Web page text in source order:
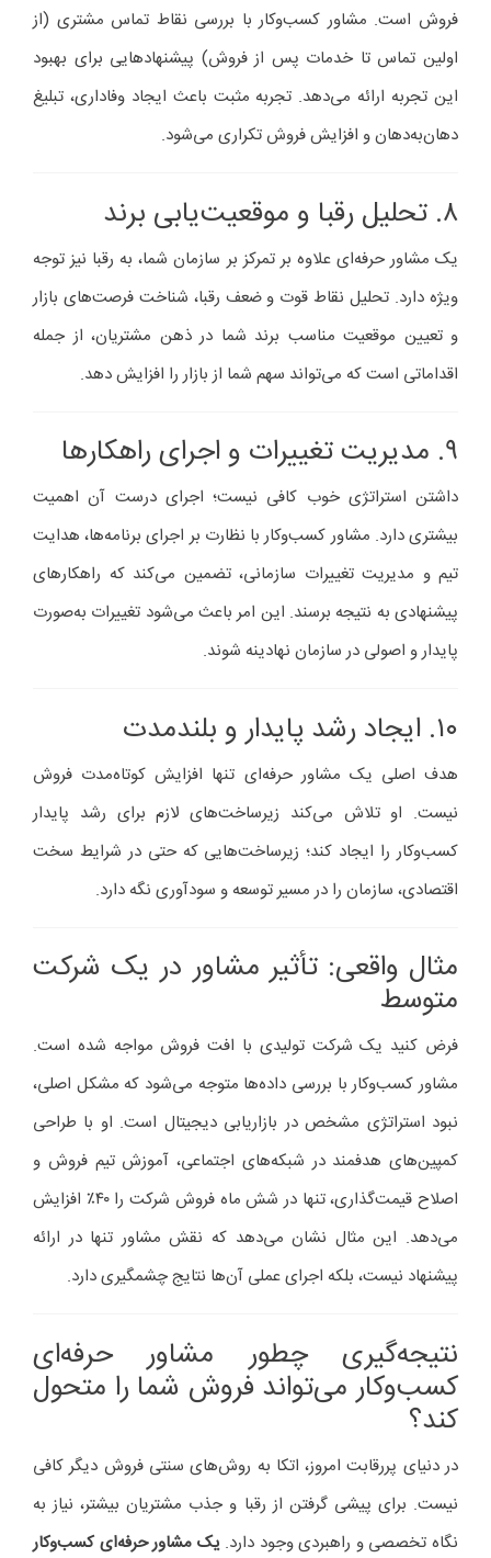
فروش است. مشاور کسب‌وکار با بررسی نقاط تماس مشتری (از
اولین تماس تا خدمات پس از فروش) پیشنهادهایی برای بهبود
این تجربه ارائه می‌دهد. تجربه مثبت باعث ایجاد وفاداری، تبلیغ
دهان‌به‌دهان و افزایش فروش تکراری می‌شود.
۸. تحلیل رقبا و موقعیت‌یابی برند
یک مشاور حرفه‌ای علاوه بر تمرکز بر سازمان شما، به رقبا نیز توجه
ویژه دارد. تحلیل نقاط قوت و ضعف رقبا، شناخت فرصت‌های بازار
و تعیین موقعیت مناسب برند شما در ذهن مشتریان، از جمله
اقداماتی است که می‌تواند سهم شما از بازار را افزایش دهد.
۹. مدیریت تغییرات و اجرای راهکارها
داشتن استراتژی خوب کافی نیست؛ اجرای درست آن اهمیت
بیشتری دارد. مشاور کسب‌وکار با نظارت بر اجرای برنامه‌ها، هدایت
تیم و مدیریت تغییرات سازمانی، تضمین می‌کند که راهکارهای
پیشنهادی به نتیجه برسند. این امر باعث می‌شود تغییرات به‌صورت
پایدار و اصولی در سازمان نهادینه شوند.
۱۰. ایجاد رشد پایدار و بلندمدت
هدف اصلی یک مشاور حرفه‌ای تنها افزایش کوتاه‌مدت فروش
نیست. او تلاش می‌کند زیرساخت‌های لازم برای رشد پایدار
کسب‌وکار را ایجاد کند؛ زیرساخت‌هایی که حتی در شرایط سخت
اقتصادی، سازمان را در مسیر توسعه و سودآوری نگه دارد.
مثال واقعی: تأثیر مشاور در یک شرکت
متوسط
فرض کنید یک شرکت تولیدی با افت فروش مواجه شده است.
مشاور کسب‌وکار با بررسی داده‌ها متوجه می‌شود که مشکل اصلی،
نبود استراتژی مشخص در بازاریابی دیجیتال است. او با طراحی
کمپین‌های هدفمند در شبکه‌های اجتماعی، آموزش تیم فروش و
اصلاح قیمت‌گذاری، تنها در شش ماه فروش شرکت را ۴۰٪ افزایش
می‌دهد. این مثال نشان می‌دهد که نقش مشاور تنها در ارائه
پیشنهاد نیست، بلکه اجرای عملی آن‌ها نتایج چشمگیری دارد.
نتیجه‌گیری چطور مشاور حرفه‌ای
کسب‌وکار می‌تواند فروش شما را متحول
کند؟
در دنیای پررقابت امروز، اتکا به روش‌های سنتی فروش دیگر کافی
نیست. برای پیشی گرفتن از رقبا و جذب مشتریان بیشتر، نیاز به
نگاه تخصصی و راهبردی وجود دارد.یک مشاور حرفه‌ای کسب‌وکار